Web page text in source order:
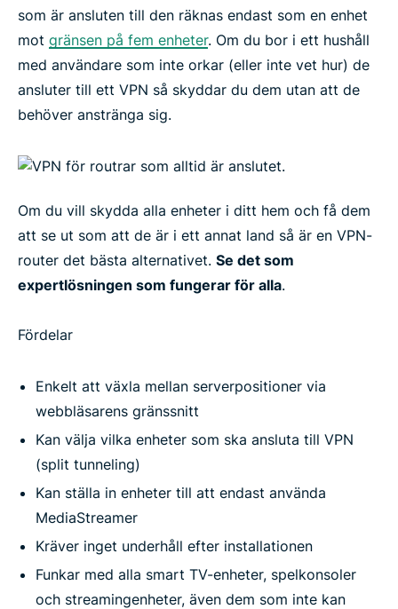
som är ansluten till den räknas endast som en enhet
mot gränsen på fem enheter. Om du bor i ett hushåll
med användare som inte orkar (eller inte vet hur) de
ansluter till ett VPN så skyddar du dem utan att de
behöver anstränga sig.
Om du vill skydda alla enheter i ditt hem och få dem
att se ut som att de är i ett annat land så är en VPN-
router det bästa alternativet. Se det som
expertlösningen som fungerar för alla.
Fördelar
Enkelt att växla mellan serverpositioner via
webbläsarens gränssnitt
Kan välja vilka enheter som ska ansluta till VPN
(split tunneling)
Kan ställa in enheter till att endast använda
MediaStreamer
Kräver inget underhåll efter installationen
Funkar med alla smart TV-enheter, spelkonsoler
och streamingenheter, även dem som inte kan